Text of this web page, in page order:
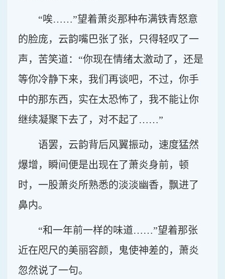
“唉……”望着萧炎那种布满铁青怒意
的脸庞，云韵嘴巴张了张，只得轻叹了一
声，苦笑道：“你现在情绪太激动了，还是
等你冷静下来，我们再谈吧，不过，你手
中的那东西，实在太恐怖了，我不能让你
继续凝聚下去了，对不起了……”
语罢，云韵背后风翼振动，速度猛然
爆增，瞬间便是出现在了萧炎身前，顿
时，一股萧炎所熟悉的淡淡幽香，飘进了
鼻内。
“和一年前一样的味道……”望着那张
近在咫尺的美丽容颜，鬼使神差的，萧炎
忽然说了一句。